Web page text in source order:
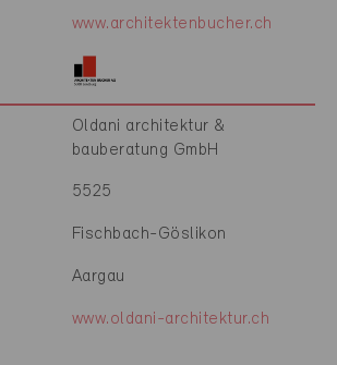
www.architektenbucher.ch
Oldani architektur &
bauberatung GmbH
5525
Fischbach-Göslikon
Aargau
www.oldani-architektur.ch